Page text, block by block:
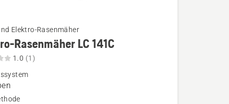
Elektro-Rasenmäher
Rasenmäher LC 141C
1.0 (1)